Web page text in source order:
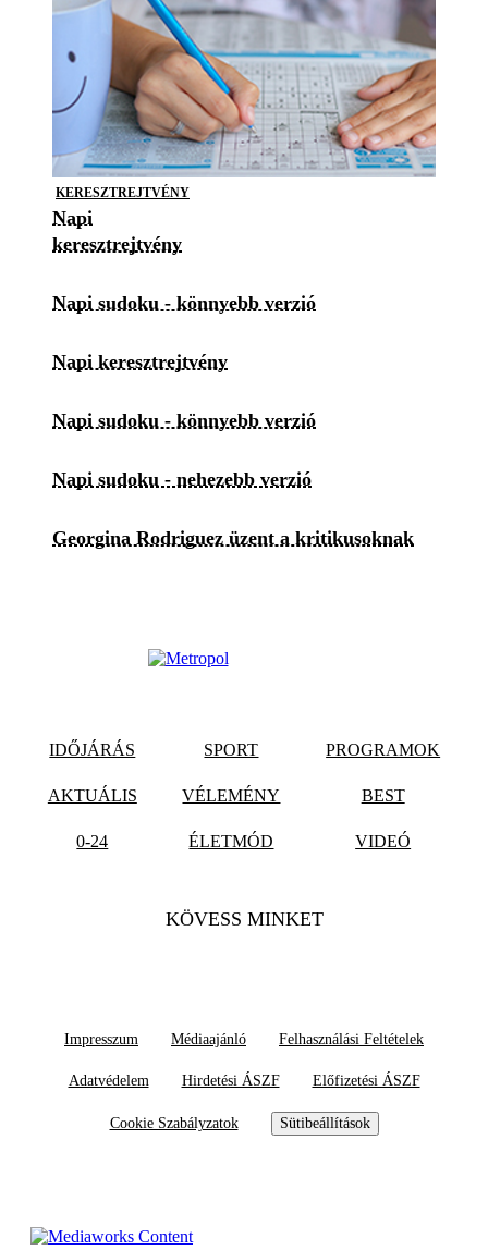
KERESZTREJTVÉNY
Napi
keresztrejtvény
Napi sudoku - könnyebb verzió
Napi keresztrejtvény
Napi sudoku - könnyebb verzió
Napi sudoku - nehezebb verzió
Georgina Rodriguez üzent a kritikusoknak
IDŐJÁRÁS SPORT PROGRAMOK
AKTUÁLIS VÉLEMÉNY BEST
0-24 ÉLETMÓD VIDEÓ
KÖVESS MINKET
Impresszum Médiaajánló Felhasználási Feltételek
Adatvédelem Hirdetési ÁSZF Előfizetési ÁSZF
Cookie Szabályzatok Sütibeállítások